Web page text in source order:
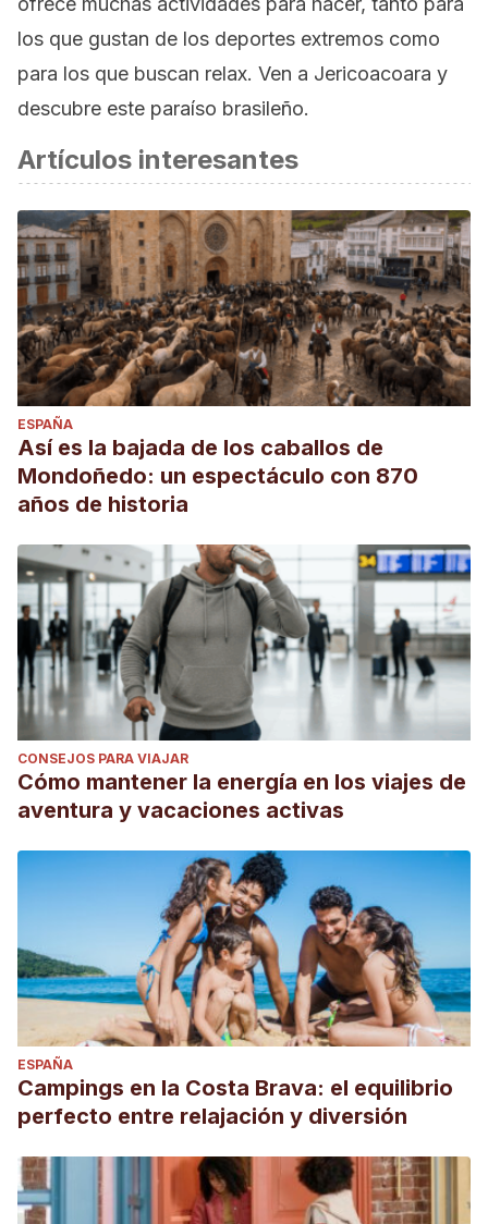
los que gustan de los deportes extremos como
para los que buscan relax. Ven a Jericoacoara y
descubre este paraíso brasileño.
Artículos interesantes
ESPAÑA
Así es la bajada de los caballos de
Mondoñedo: un espectáculo con 870
años de historia
CONSEJOS PARA VIAJAR
Cómo mantener la energía en los viajes de
aventura y vacaciones activas
ESPAÑA
Campings en la Costa Brava: el equilibrio
perfecto entre relajación y diversión